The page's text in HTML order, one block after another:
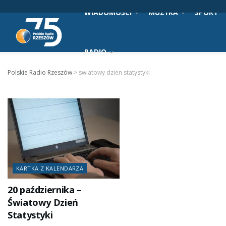
WIADOMOŚCI MUZYKA SPORT
RADIO
Polskie Radio Rzeszów > swiatowy dzien statystyki
KARTKA Z KALENDARZA
20 października –
Światowy Dzień
Statystyki